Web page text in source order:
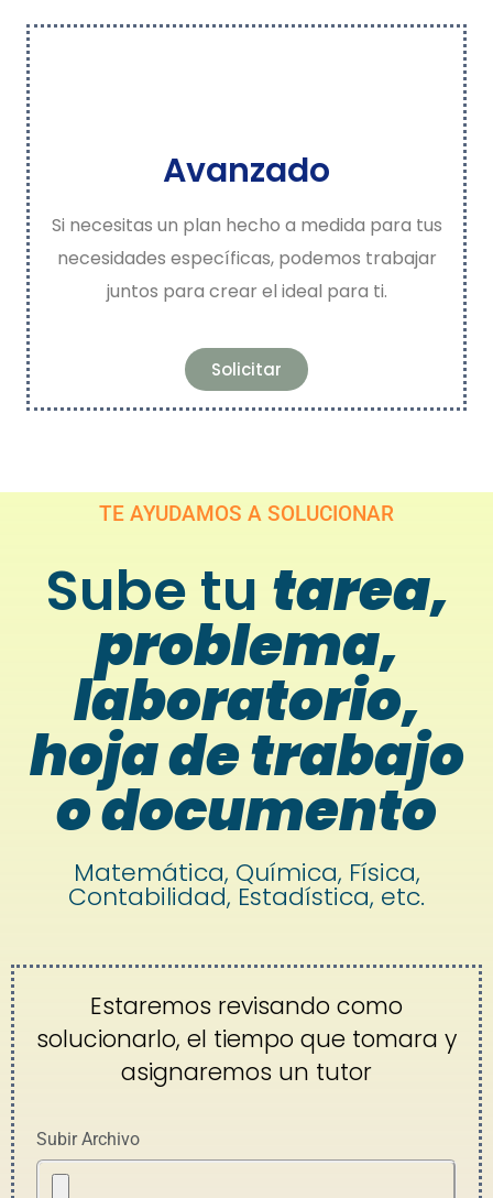
Avanzado
Si necesitas un plan hecho a medida para tus
necesidades específicas, podemos trabajar
juntos para crear el ideal para ti.
Solicitar
TE AYUDAMOS A SOLUCIONAR
Sube tu tarea,
problema,
laboratorio,
hoja de trabajo
o documento
Matemática, Química, Física,
Contabilidad, Estadística, etc.
Estaremos revisando como
solucionarlo, el tiempo que tomara y
asignaremos un tutor
Subir Archivo